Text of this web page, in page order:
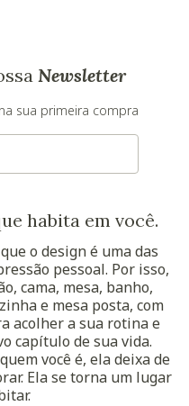
Newsletter
sua primeira compra
habita em você.
o design é uma das
pessoal. Por isso,
cama, mesa, banho,
e mesa posta, com
acolher a sua rotina e
capítulo de sua vida.
você é, ela deixa de
Ela se torna um lugar